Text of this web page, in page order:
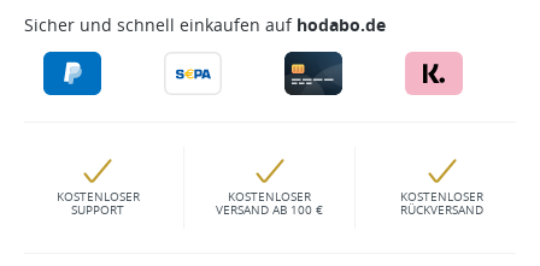
Sicher und schnell einkaufen auf hodabo.de
KOSTENLOSER
SUPPORT
KOSTENLOSER
VERSAND AB 100 €
KOSTENLOSER
RÜCKVERSAND